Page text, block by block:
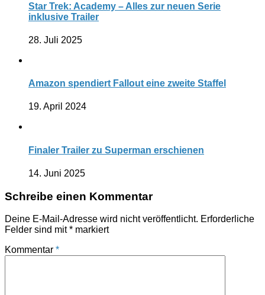
Star Trek: Academy – Alles zur neuen Serie
inklusive Trailer
28. Juli 2025
Amazon spendiert Fallout eine zweite Staffel
19. April 2024
Finaler Trailer zu Superman erschienen
14. Juni 2025
Schreibe einen Kommentar
Deine E-Mail-Adresse wird nicht veröffentlicht. Erforderliche
Felder sind mit* markiert
Kommentar *